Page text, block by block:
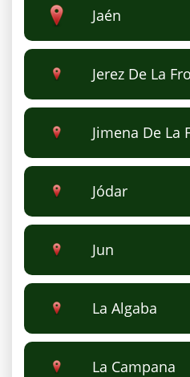
Jaén
Jerez De La
Jimena De La
Jódar
Jun
La Algaba
La Campana